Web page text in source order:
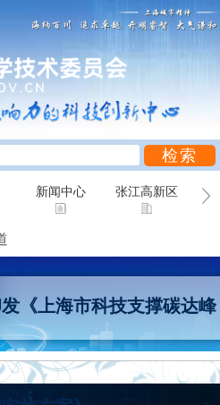
新闻中心 张江高新区
《上海市科技支撑碳达峰